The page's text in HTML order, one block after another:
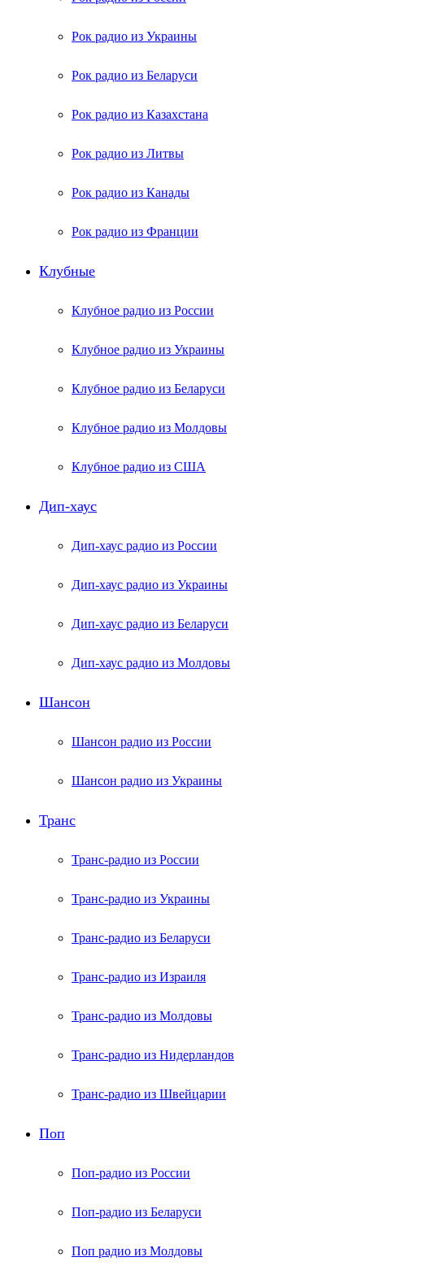
Рок радио из Украины
Рок радио из Беларуси
Рок радио из Казахстана
Рок радио из Литвы
Рок радио из Канады
Рок радио из Франции
Клубные
Клубное радио из России
Клубное радио из Украины
Клубное радио из Беларуси
Клубное радио из Молдовы
Клубное радио из США
Дип-хаус
Дип-хаус радио из России
Дип-хаус радио из Украины
Дип-хаус радио из Беларуси
Дип-хаус радио из Молдовы
Шансон
Шансон радио из России
Шансон радио из Украины
Транс
Транс-радио из России
Транс-радио из Украины
Транс-радио из Беларуси
Транс-радио из Израиля
Транс-радио из Молдовы
Транс-радио из Нидерландов
Транс-радио из Швейцарии
Поп
Поп-радио из России
Поп-радио из Беларуси
Поп радио из Молдовы